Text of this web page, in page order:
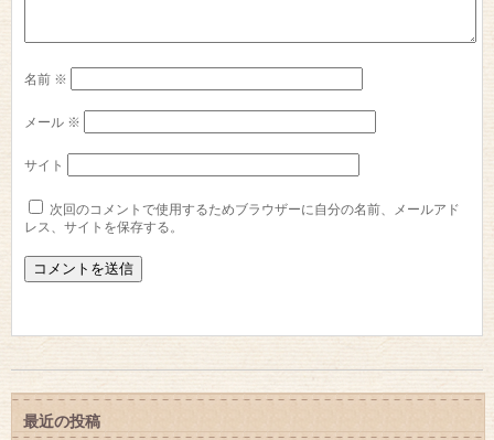
名前 ※
メール ※
サイト
次回のコメントで使用するためブラウザーに自分の名前、メールアド
レス、サイトを保存する。
最近の投稿